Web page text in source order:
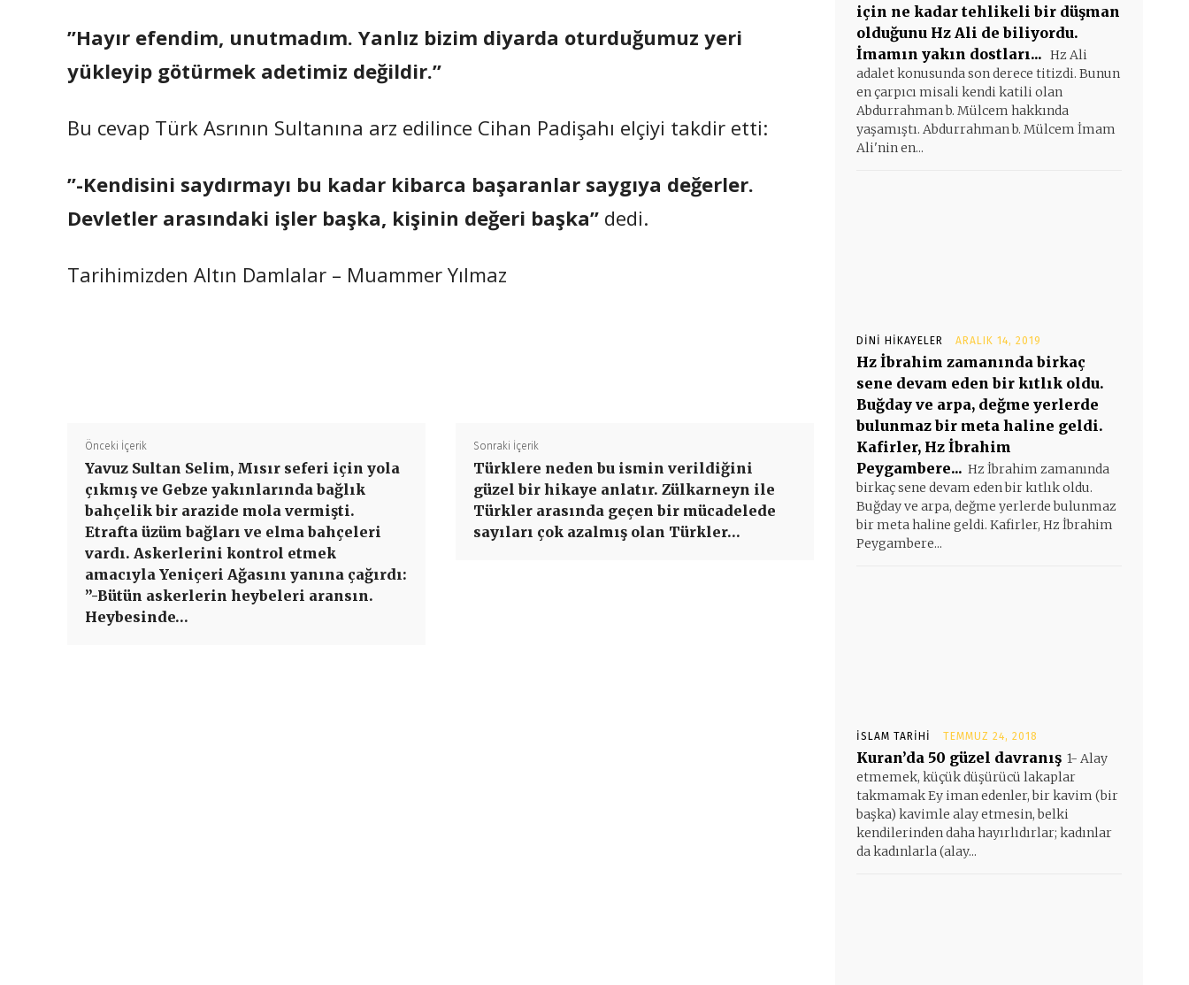
”Hayır efendim, unutmadım. Yanlız bizim diyarda oturduğumuz yeri
yükleyip götürmek adetimiz değildir.”
Bu cevap Türk Asrının Sultanına arz edilince Cihan Padişahı elçiyi takdir etti:
”-Kendisini saydırmayı bu kadar kibarca başaranlar saygıya değerler.
Devletler arasındaki işler başka, kişinin değeri başka” dedi.
Tarihimizden Altın Damlalar – Muammer Yılmaz
Önceki İçerik
Yavuz Sultan Selim, Mısır seferi için yola
çıkmış ve Gebze yakınlarında bağlık
bahçelik bir arazide mola vermişti.
Etrafta üzüm bağları ve elma bahçeleri
vardı. Askerlerini kontrol etmek
amacıyla Yeniçeri Ağasını yanına çağırdı:
”-Bütün askerlerin heybeleri aransın.
Heybesinde…
Sonraki İçerik
Türklere neden bu ismin verildiğini
güzel bir hikaye anlatır. Zülkarneyn ile
Türkler arasında geçen bir mücadelede
sayıları çok azalmış olan Türkler…
için ne kadar tehlikeli bir düşman
olduğunu Hz Ali de biliyordu.
İmamın yakın dostları... Hz Ali
adalet konusunda son derece titizdi. Bunun
en çarpıcı misali kendi katili olan
Abdurrahman b. Mülcem hakkında
yaşamıştı. Abdurrahman b. Mülcem İmam
Ali'nin en...
DINI HIKAYELER ARALIK 14, 2019
Hz İbrahim zamanında birkaç
sene devam eden bir kıtlık oldu.
Buğday ve arpa, değme yerlerde
bulunmaz bir meta haline geldi.
Kafirler, Hz İbrahim
Peygambere... Hz İbrahim zamanında
birkaç sene devam eden bir kıtlık oldu.
Buğday ve arpa, değme yerlerde bulunmaz
bir meta haline geldi. Kafirler, Hz İbrahim
Peygambere...
İSLAM TARIHI TEMMUZ 24, 2018
Kuran’da 50 güzel davranış 1- Alay
etmemek, küçük düşürücü lakaplar
takmamak Ey iman edenler, bir kavim (bir
başka) kavimle alay etmesin, belki
kendilerinden daha hayırlıdırlar; kadınlar
da kadınlarla (alay...